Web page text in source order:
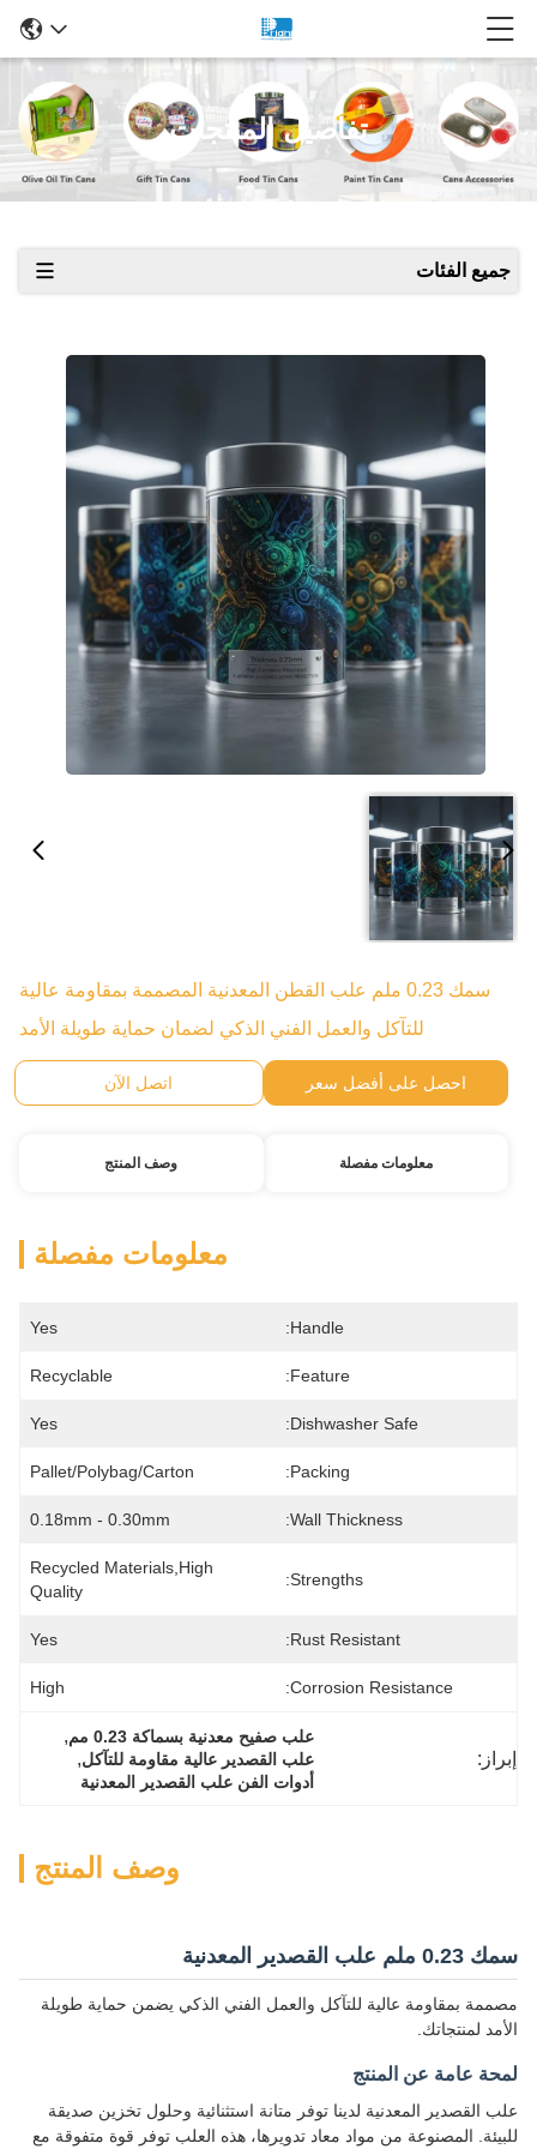
تفاصيل المنتجات
جميع الفئات
سمك 0.23 ملم علب القطن المعدنية المصممة بمقاومة عالية
للتآكل والعمل الفني الذكي لضمان حماية طويلة الأمد
احصل على أفضل سعر اتصل الآن
معلومات مفصلة وصف المنتج
معلومات مفصلة
Handle:
Yes
Feature:
Recyclable
Dishwasher Safe:
Yes
Packing:
Pallet/polybag/carton
Wall Thickness:
0.18mm - 0.30mm
Strengths:
Recycled Materials,high
Quality
Rust Resistant:
Yes
Corrosion Resistance:
High
إبراز:
علب صفيح معدنية بسماكة 0.23 مم ,
علب القصدير عالية مقاومة للتآكل,
أدوات الفن علب القصدير المعدنية
وصف المنتج
سمك 0.23 ملم علب القصدير المعدنية
مصممة بمقاومة عالية للتآكل والعمل الفني الذكي يضمن حماية طويلة
الأمد لمنتجاتك.
لمحة عامة عن المنتج
علب القصدير المعدنية لدينا توفر متانة استثنائية وحلول تخزين صديقة
للبيئة. المصنوعة من مواد معاد تدويرها، هذه العلب توفر قوة متفوقة مع